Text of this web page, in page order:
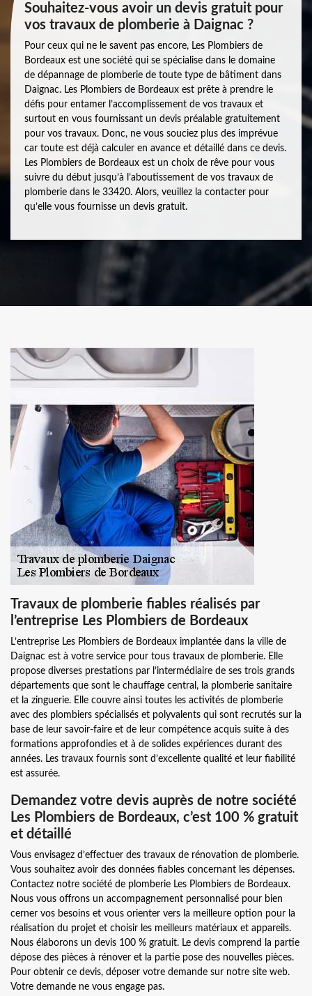
Souhaitez-vous avoir un devis gratuit pour
vos travaux de plomberie à Daignac ?
Pour ceux qui ne le savent pas encore, Les Plombiers de
Bordeaux est une société qui se spécialise dans le domaine
de dépannage de plomberie de toute type de bâtiment dans
Daignac. Les Plombiers de Bordeaux est prête à prendre le
défis pour entamer l’accomplissement de vos travaux et
surtout en vous fournissant un devis préalable gratuitement
pour vos travaux. Donc, ne vous souciez plus des imprévue
car toute est déjà calculer en avance et détaillé dans ce devis.
Les Plombiers de Bordeaux est un choix de rêve pour vous
suivre du début jusqu’à l’aboutissement de vos travaux de
plomberie dans le 33420. Alors, veuillez la contacter pour
qu’elle vous fournisse un devis gratuit.
Travaux de plomberie fiables réalisés par
l’entreprise Les Plombiers de Bordeaux
L’entreprise Les Plombiers de Bordeaux implantée dans la ville de
Daignac est à votre service pour tous travaux de plomberie. Elle
propose diverses prestations par l’intermédiaire de ses trois grands
départements que sont le chauffage central, la plomberie sanitaire
et la zinguerie. Elle couvre ainsi toutes les activités de plomberie
avec des plombiers spécialisés et polyvalents qui sont recrutés sur la
base de leur savoir-faire et de leur compétence acquis suite à des
formations approfondies et à de solides expériences durant des
années. Les travaux fournis sont d’excellente qualité et leur fiabilité
est assurée.
Demandez votre devis auprès de notre société
Les Plombiers de Bordeaux, c’est 100 % gratuit
et détaillé
Vous envisagez d’effectuer des travaux de rénovation de plomberie.
Vous souhaitez avoir des données fiables concernant les dépenses.
Contactez notre société de plomberie Les Plombiers de Bordeaux.
Nous vous offrons un accompagnement personnalisé pour bien
cerner vos besoins et vous orienter vers la meilleure option pour la
réalisation du projet et choisir les meilleurs matériaux et appareils.
Nous élaborons un devis 100 % gratuit. Le devis comprend la partie
dépose des pièces à rénover et la partie pose des nouvelles pièces.
Pour obtenir ce devis, déposer votre demande sur notre site web.
Votre demande ne vous engage pas.